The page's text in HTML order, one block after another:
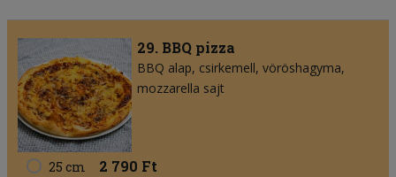
29. BBQ pizza
BBQ alap csirkemell vöröshagyma
mozzarella sajt
25 cm 2 790 Ft